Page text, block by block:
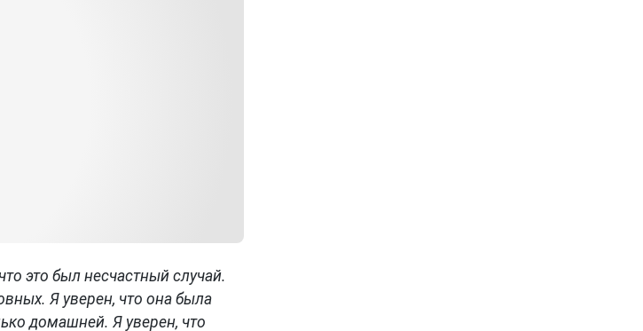
это был несчастный случай.
Я уверен, что она была
домашней. Я уверен, что